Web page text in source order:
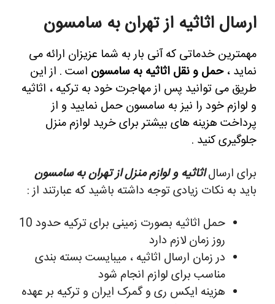
ارسال اثاثیه از تهران به سامسون
مهمترین خدماتی که آنی بار به شما عزیزان ارائه می
نماید ،حمل و نقل اثاثیه به سامسون است . از این
طریق می توانید پس از مهاجرت خود به ترکیه ، اثاثیه
و لوازم خود را نیز به سامسون حمل نمایید و از
پرداخت هزینه های بیشتر برای خرید لوازم منزل
جلوگیری کنید .
برای ارسالاثاثیه و لوازم منزل از تهران بهسامسون
باید به نکات زیادی توجه داشته باشید که عبارتند از :
حمل اثاثیه بصورت زمینی برای ترکیه حدود 10
روز زمان لازم دارد
در زمان ارسال اثاثیه ، میبایست بسته بندی
مناسب برای لوازم انجام شود
هزینه ایکس ری و گمرک ایران و ترکیه بر عهده